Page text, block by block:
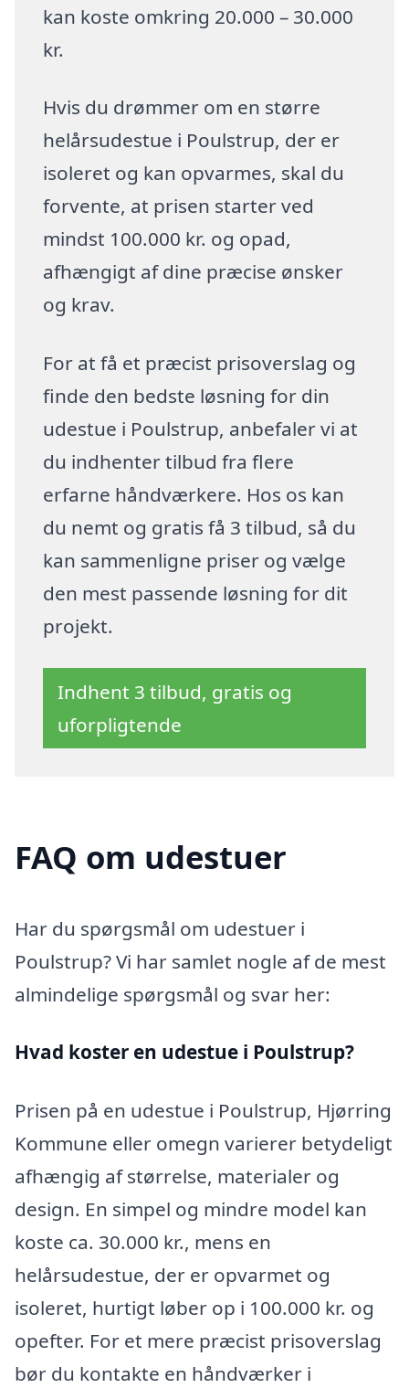
kan koste omkring 20.000 – 30.000
kr.
Hvis du drømmer om en større
helårsudestue i Poulstrup, der er
isoleret og kan opvarmes, skal du
forvente, at prisen starter ved
mindst 100.000 kr. og opad,
afhængigt af dine præcise ønsker
og krav.
For at få et præcist prisoverslag og
finde den bedste løsning for din
udestue i Poulstrup, anbefaler vi at
du indhenter tilbud fra flere
erfarne håndværkere. Hos os kan
du nemt og gratis få 3 tilbud, så du
kan sammenligne priser og vælge
den mest passende løsning for dit
projekt.
Indhent 3 tilbud, gratis og
uforpligtende
FAQ om udestuer
Har du spørgsmål om udestuer i
Poulstrup? Vi har samlet nogle af de mest
almindelige spørgsmål og svar her:
Hvad koster en udestue i Poulstrup?
Prisen på en udestue i Poulstrup, Hjørring
Kommune eller omegn varierer betydeligt
afhængig af størrelse, materialer og
design. En simpel og mindre model kan
koste ca. 30.000 kr., mens en
helårsudestue, der er opvarmet og
isoleret, hurtigt løber op i 100.000 kr. og
opefter. For et mere præcist prisoverslag
bør du kontakte en håndværker i